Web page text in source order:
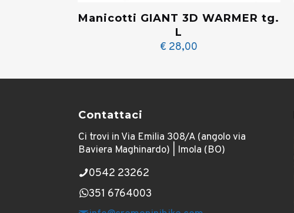
Manicotti GIANT 3D WARMER tg.
L
€ 28,00
Contattaci
Ci trovi in Via Emilia 308/A (angolo via
Baviera Maghinardo) | Imola (BO)
0542 23262
351 6764003